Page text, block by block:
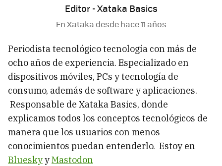
Editor - Xataka Basics
En Xataka desdehace 11 años
Periodista tecnológico tecnología con más de
ocho años de experiencia. Especializado en
dispositivos móviles, PCs y tecnología de
consumo, además de software y aplicaciones.
Responsable de Xataka Basics, donde
explicamos todos los conceptos tecnológicos de
manera que los usuarios con menos
conocimientos puedan entenderlo. Estoy en
BlueskyyMastodon